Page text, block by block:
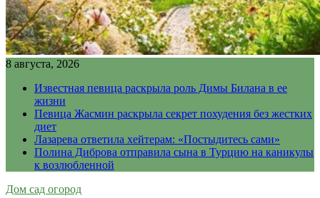
8 августа, 2026
Известная певица раскрыла роль Димы Билана в ее
жизни
Певица Жасмин раскрыла секрет похудения без жестких
диет
Лазарева ответила хейтерам: «Постыдитесь сами»
Полина Диброва отправила сына в Турцию на каникулы
к возлюбленной
Дом сад огород